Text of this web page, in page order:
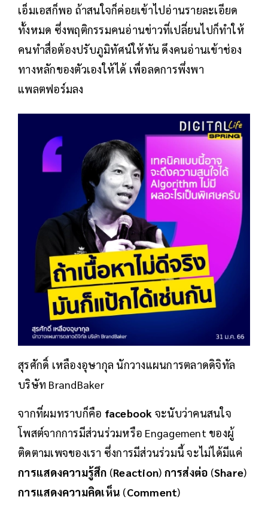
เอ็มเอสก็พอ ถ้าสนใจก็ค่อยเข้าไปอ่านรายละเอียด
ทั้งหมด ซึ่งพฤติกรรมคนอ่านข่าวที่เปลี่ยนไปก็ทำให้
คนทำสื่อต้องปรับภูมิทัศน์ให้ทัน ดึงคนอ่านเข้าช่อง
ทางหลักของตัวเองให้ได้ เพื่อลดการพึ่งพา
แพลตฟอร์มลง
สุรศักดิ์ เหลืองอุษากุล นักวางแผนการตลาดดิจิทัล
บริษัท BrandBaker
จากที่ผมทราบก็คือ facebook จะนับว่าคนสนใจ
โพสต์จากการมีส่วนร่วมหรือ Engagement ของผู้
ติดตามเพจของเรา ซึ่งการมีส่วนร่วมนี้ จะไม่ได้มีแค่
การแสดงความรู้สึก (Reaction) การส่งต่อ (Share)
การแสดงความคิดเห็น (Comment)